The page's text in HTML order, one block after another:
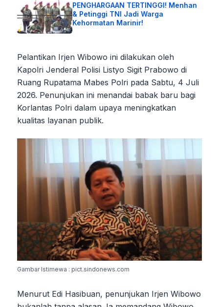
PENGHARGAAN TERTINGGI! Menhan
& Petinggi TNI Jadi Warga
Kehormatan Marinir!
Pelantikan Irjen Wibowo ini dilakukan oleh
Kapolri Jenderal Polisi Listyo Sigit Prabowo di
Ruang Rupatama Mabes Polri pada Sabtu, 4 Juli
2026. Penunjukan ini menandai babak baru bagi
Korlantas Polri dalam upaya meningkatkan
kualitas layanan publik.
Gambar Istimewa : pict.sindonews.com
Menurut Edi Hasibuan, penunjukan Irjen Wibowo